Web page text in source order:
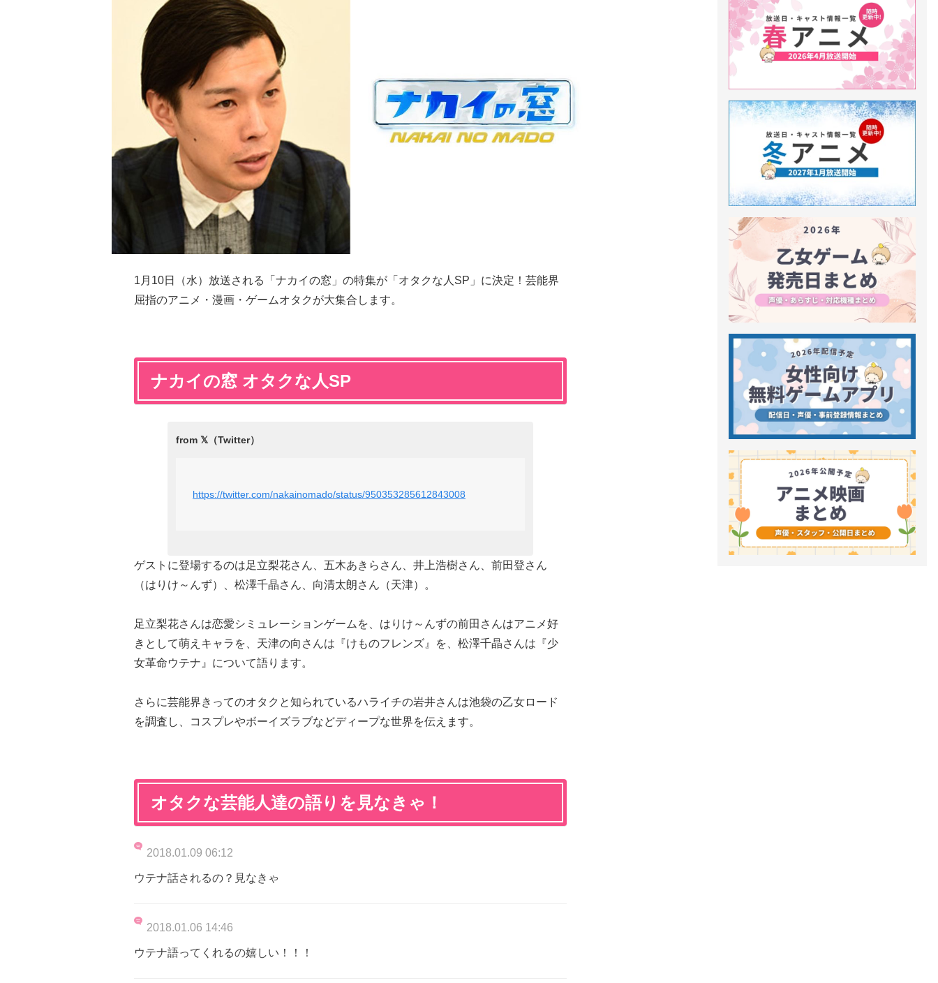
1月10日（水）放送される「ナカイの窓」の特集が「オタクな人SP」に決定！芸能界
屈指のアニメ・漫画・ゲームオタクが大集合します。
ナカイの窓 オタクな人SP
https://twitter.com/nakainomado/status/950353285612843008
ゲストに登場するのは足立梨花さん、五木あきらさん、井上浩樹さん、前田登さん
（はりけ～んず）、松澤千晶さん、向清太朗さん（天津）。
足立梨花さんは恋愛シミュレーションゲームを、はりけ～んずの前田さんはアニメ好
きとして萌えキャラを、天津の向さんは『けものフレンズ』を、松澤千晶さんは『少
女革命ウテナ』について語ります。
さらに芸能界きってのオタクと知られているハライチの岩井さんは池袋の乙女ロード
を調査し、コスプレやボーイズラブなどディープな世界を伝えます。
オタクな芸能人達の語りを見なきゃ！
2018.01.09 06:12
ウテナ話されるの？見なきゃ
2018.01.06 14:46
ウテナ語ってくれるの嬉しい！！！